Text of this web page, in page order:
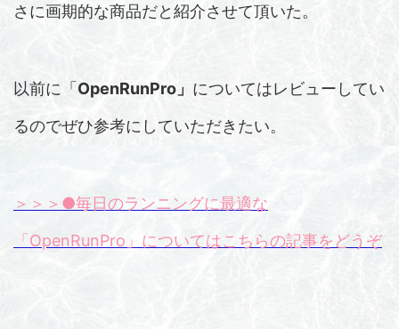
さに画期的な商品だと紹介させて頂いた。
以前に「OpenRunPro」 についてはレビューしてい
るのでぜひ参考にしていただきたい。
＞＞＞●毎日のランニングに最適な
「OpenRunPro」についてはこちらの記事をどうぞ